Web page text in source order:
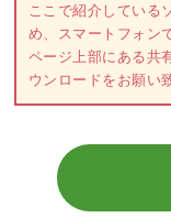
ここで紹介している
め、スマートフォン
ページ上部にある共
ウンロードをお願い